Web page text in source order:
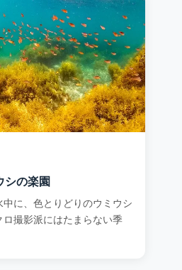
シの楽園
に、色とりどりのウミウシ
ロ撮影派にはたまらない季